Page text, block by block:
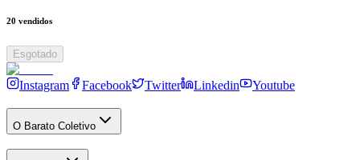
20 vendidos
Esgotado
Instagram Facebook Twitter Linkedin Youtube
O Barato Coletivo